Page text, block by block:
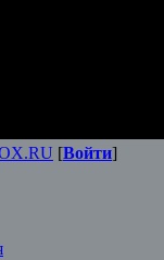
[Войти]